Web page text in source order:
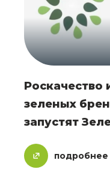
Роскачество
зеленых
запустят
подробнее